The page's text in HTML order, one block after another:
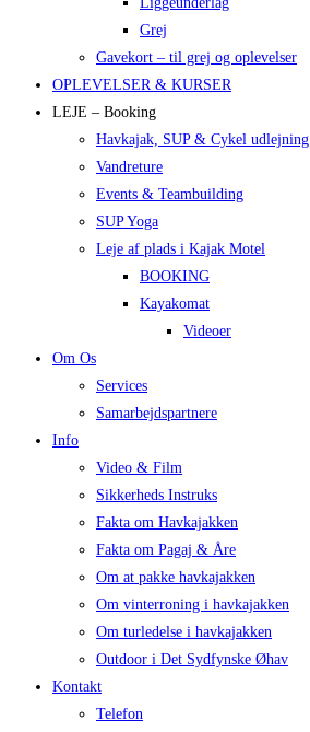
Grej
Gavekort – til grej og oplevelser
OPLEVELSER & KURSER
LEJE – Booking
Havkajak, SUP & Cykel udlejning
Vandreture
Events & Teambuilding
SUP Yoga
Leje af plads i Kajak Motel
BOOKING
Kayakomat
Videoer
Om Os
Services
Samarbejdspartnere
Info
Video & Film
Sikkerheds Instruks
Fakta om Havkajakken
Fakta om Pagaj & Åre
Om at pakke havkajakken
Om vinterroning i havkajakken
Om turledelse i havkajakken
Outdoor i Det Sydfynske Øhav
Kontakt
Telefon